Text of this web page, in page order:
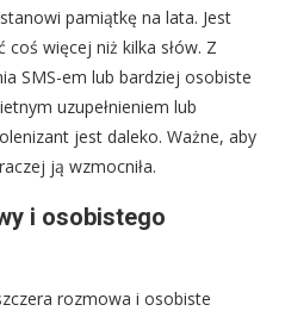
pamiątkę na lata. Jest
coś więcej niż kilka słów. Z
SMS-em lub bardziej osobiste
uzupełnieniem lub
jest daleko. Ważne, aby
ją wzmocniła.
i osobistego
rozmowa i osobiste